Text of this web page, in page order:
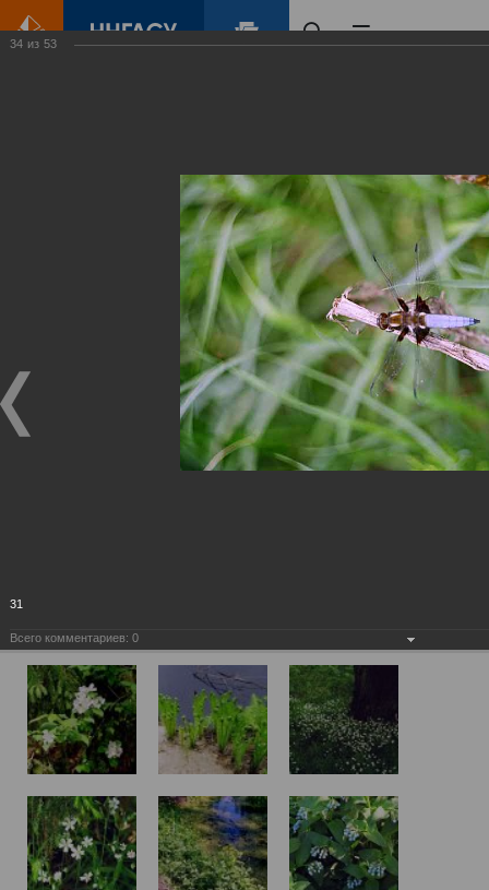
Виртуальные
выставки
(фотоальбомы)
34 из 53
31
Всего комментариев: 0